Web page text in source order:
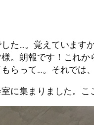
た…。覚えています
。朗報です！これ
らって…。それでは
に集まりました。こ